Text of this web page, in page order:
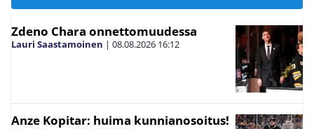
Zdeno Chara onnettomuudessa
Lauri Saastamoinen | 08.08.2026 16:12
Anze Kopitar: huima kunnianosoitus!